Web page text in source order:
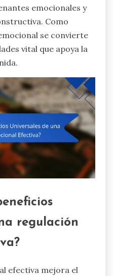
emocionales y
Como
se convierte
vital que apoya la
regulación
efectiva mejora el